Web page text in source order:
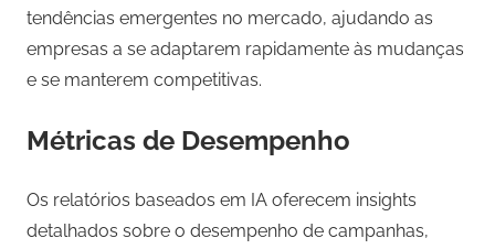
tendências emergentes no mercado, ajudando as
empresas a se adaptarem rapidamente às mudanças
e se manterem competitivas.
Métricas de Desempenho
Os relatórios baseados em IA oferecem insights
detalhados sobre o desempenho de campanhas,